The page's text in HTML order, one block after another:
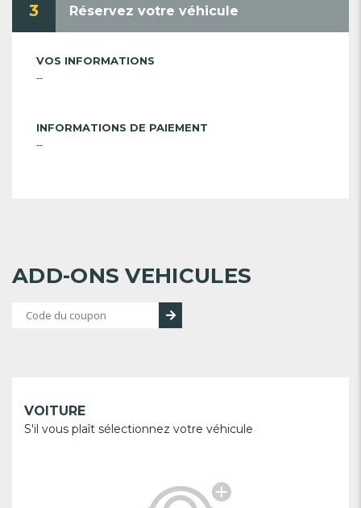
3 Réservez votre véhicule
VOS INFORMATIONS
--
INFORMATIONS DE PAIEMENT
--
ADD-ONS VEHICULES
VOITURE
S'il vous plaît sélectionnez votre véhicule